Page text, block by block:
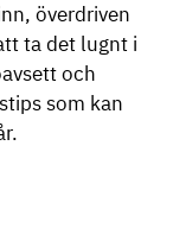
överdriven
ta det lugnt i
och
som kan